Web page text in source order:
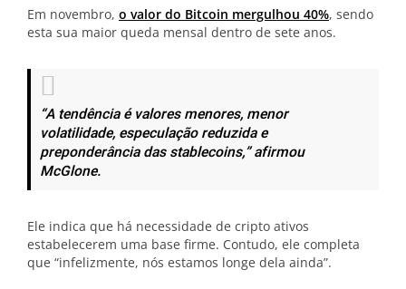
Em novembro, o valor do Bitcoin mergulhou 40%, sendo
esta sua maior queda mensal dentro de sete anos.
“A tendência é valores menores, menor
volatilidade, especulação reduzida e
preponderância das stablecoins,”afirmou
McGlone.
Ele indica que há necessidade de cripto ativos
estabelecerem uma base firme. Contudo, ele completa
que “infelizmente, nós estamos longe dela ainda”.